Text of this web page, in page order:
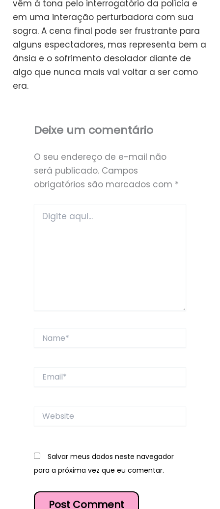
vêm à tona pelo interrogatório da polícia e
em uma interação perturbadora com sua
sogra. A cena final pode ser frustrante para
alguns espectadores, mas representa bem a
ânsia e o sofrimento desolador diante de
algo que nunca mais vai voltar a ser como
era.
Deixe um comentário
O seu endereço de e-mail não
será publicado. Campos
obrigatórios são marcados com *
aqui...
Website
Salvar meus dados neste navegador
para a próxima vez que eu comentar.